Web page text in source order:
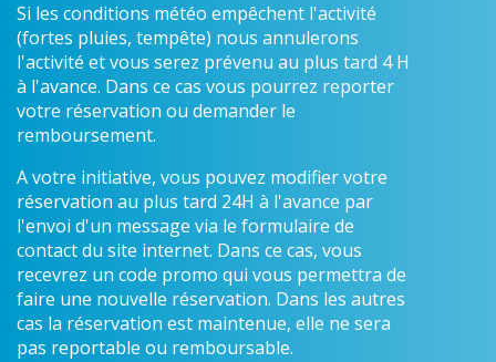
Si les conditions météo empêchent l'activité
(fortes pluies, tempête) nous annulerons
l'activité et vous serez prévenu au plus tard 4 H
à l'avance. Dans ce cas vous pourrez reporter
votre réservation ou demander le
remboursement.
A votre initiative, vous pouvez modifier votre
réservation au plus tard 24H à l'avance par
l'envoi d'un message via le formulaire de
contact du site internet. Dans ce cas, vous
recevrez un code promo qui vous permettra de
faire une nouvelle réservation. Dans les autres
cas la réservation est maintenue, elle ne sera
pas reportable ou remboursable.